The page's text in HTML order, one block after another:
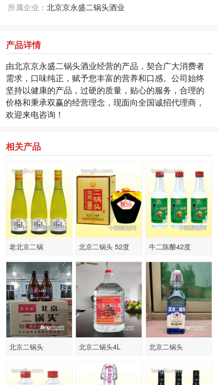
所属企业： 北京京永盛二锅头酒业
产品详情
由北京京永盛二锅头酒业经营的产品，契合广大消费者
需求，口味纯正，赋予您丰富的营养和口感。公司始终
坚持以健康的产品，过硬的质量，贴心的服务，合理的
价格和秉承双赢的经营理念，现面向全国诚招代理商，
欢迎来电咨询！
相关产品
老北京二锅
北京二锅头 52度
牛二陈酿42度
型
北京二锅头 北京二锅头4L 北京二锅头